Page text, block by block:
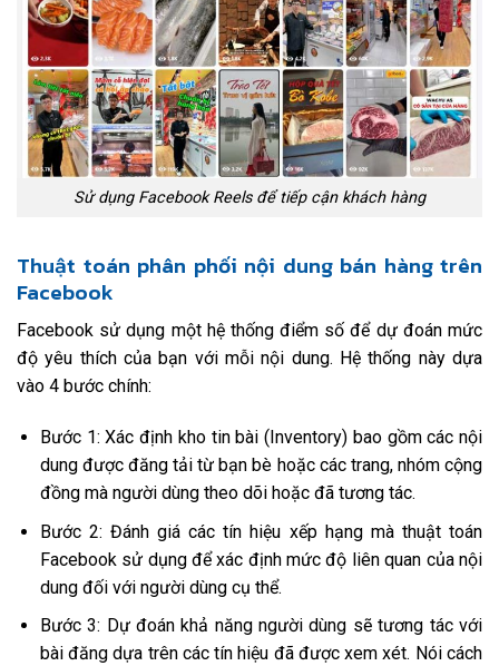
Sử dụng Facebook Reels để tiếp cận khách hàng
Thuật toán phân phối nội dung bán hàng trên
Facebook
Facebook sử dụng một hệ thống điểm số để dự đoán mức
độ yêu thích của bạn với mỗi nội dung. Hệ thống này dựa
vào 4 bước chính:
Bước 1: Xác định kho tin bài (Inventory) bao gồm các nội
dung được đăng tải từ bạn bè hoặc các trang, nhóm cộng
đồng mà người dùng theo dõi hoặc đã tương tác.
Bước 2: Đánh giá các tín hiệu xếp hạng mà thuật toán
Facebook sử dụng để xác định mức độ liên quan của nội
dung đối với người dùng cụ thể.
Bước 3: Dự đoán khả năng người dùng sẽ tương tác với
bài đăng dựa trên các tín hiệu đã được xem xét. Nói cách